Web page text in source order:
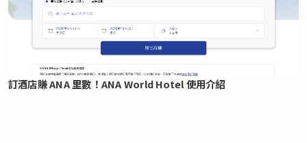
訂酒店賺 ANA 里數！ANA World Hotel 使用介紹